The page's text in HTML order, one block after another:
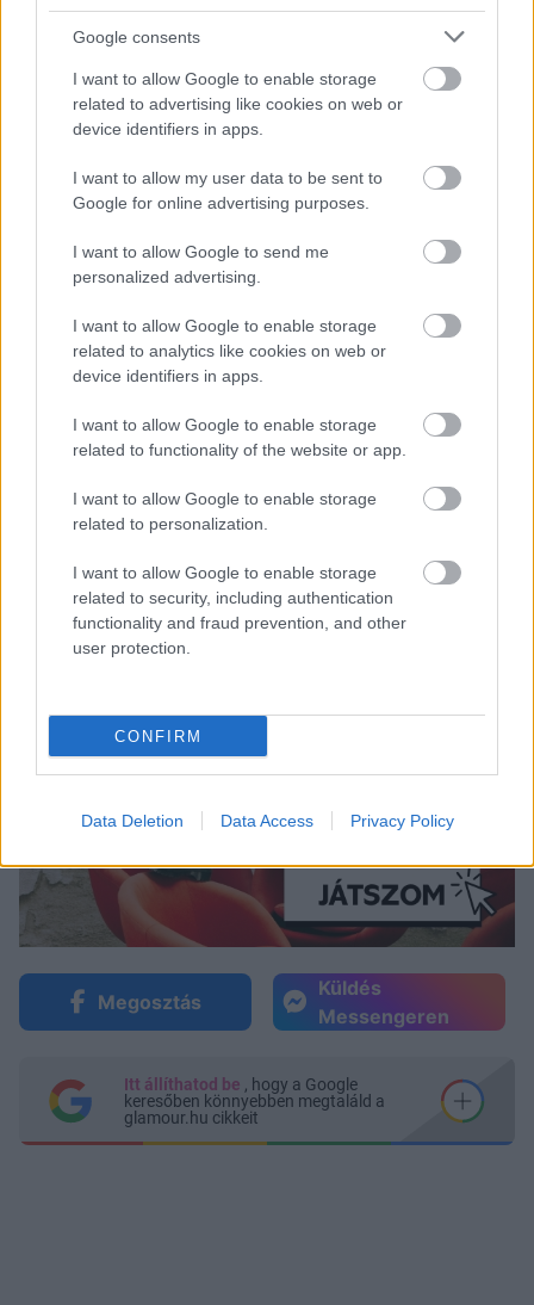
Google consents
I want to allow Google to enable storage
related to advertising like cookies on web or
device identifiers in apps.
I want to allow my user data to be sent to
Google for online advertising purposes.
I want to allow Google to send me
personalized advertising.
I want to allow Google to enable storage
related to analytics like cookies on web or
device identifiers in apps.
I want to allow Google to enable storage
related to functionality of the website or app.
I want to allow Google to enable storage
related to personalization.
I want to allow Google to enable storage
related to security, including authentication
functionality and fraud prevention, and other
user protection.
CONFIRM
Data Deletion Data Access Privacy Policy
brooklyn beckham
Megosztás
Küldés
Messengeren
Itt állíthatod be , hogy a Google
keresőben könnyebben megtaláld a
glamour.hu cikkeit